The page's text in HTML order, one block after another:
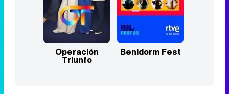
Operación
Triunfo
Benidorm Fest